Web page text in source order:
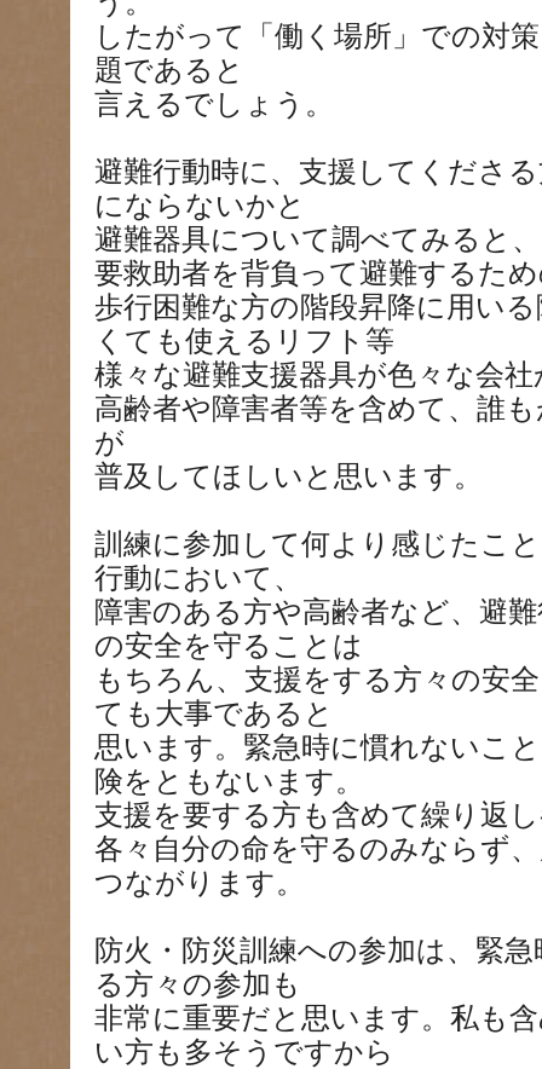
したがって「働く場所」での対
題であると
言えるでしょう。
避難行動時に、支援してくださ
にならないかと
避難器具について調べてみると、
要救助者を背負って避難するた
歩行困難な方の階段昇降に用い
くても使えるリフト等
様々な避難支援器具が色々な会
高齢者や障害者等を含めて、誰
が
普及してほしいと思います。
訓練に参加して何より感じたこ
行動において、
障害のある方や高齢者など、避
の安全を守ることは
もちろん、支援をする方々の安
ても大事であると
思います。緊急時に慣れないこ
険をともないます。
支援を要する方も含めて繰り返
各々自分の命を守るのみならず
つながります。
防火・防災訓練への参加は、緊
る方々の参加も
非常に重要だと思います。私も
い方も多そうですから